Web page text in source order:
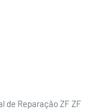
de Reparação ZF ZF